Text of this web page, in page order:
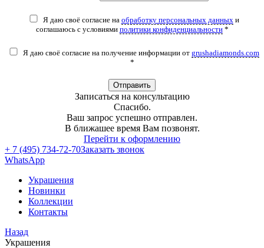
Я даю своё согласие на обработку персональных данных и
соглашаюсь с условиями политики конфиденциальности*
Я даю своё согласие на получение информации от grushadiamonds.com
*
Отправить
Записаться на консультацию
Спасибо.
Ваш запрос успешно отправлен.
В ближашее время Вам позвонят.
Перейти к оформлению
+ 7 (495) 734-72-70Заказать звонок
WhatsApp
Украшения
Новинки
Коллекции
Контакты
Назад
Украшения